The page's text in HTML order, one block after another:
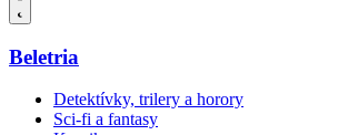
Beletria
Detektívky, trilery a horory
Sci-fi a fantasy